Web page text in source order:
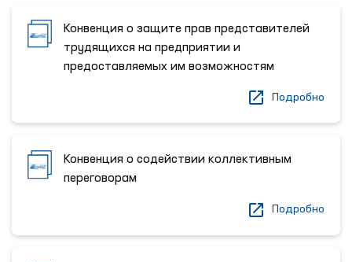
Конвенция о защите прав представителей
трудящихся на предприятии и
предоставляемых им возможностям
Подробно
Конвенция о содействии коллективным
переговорам
Подробно